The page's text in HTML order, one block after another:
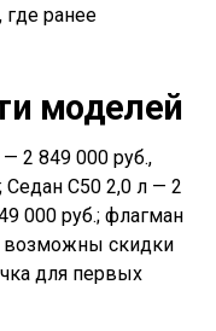
ранее
моделей
2 849 000 руб.,
Седан С50 2,0 л — 2
000 руб.; флагман
возможны скидки
для первых